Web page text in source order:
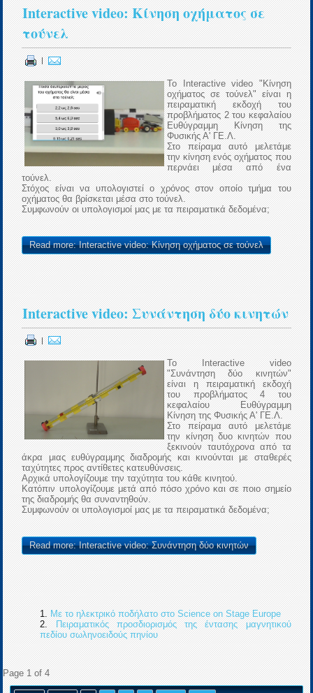
Interactive video: Κίνηση οχήματος σε
τούνελ
|
To Interactive video "Κίνηση
οχήματος σε τούνελ" είναι η
πειραματική εκδοχή του
προβλήματος 2 του κεφαλαίου
Ευθύγραμμη Κίνηση της
Φυσικής Α' ΓΕ.Λ.
Στο πείραμα αυτό μελετάμε
την κίνηση ενός οχήματος που
περνάει μέσα από ένα
τούνελ.
Στόχος είναι να υπολογιστεί ο χρόνος στον οποίο τμήμα του
οχήματος θα βρίσκεται μέσα στο τούνελ.
Συμφωνούν οι υπολογισμοί μας με τα πειραματικά δεδομένα;
Read more: Interactive video: Κίνηση οχήματος σε τούνελ
Interactive video: Συνάντηση δύο κινητών
|
To Interactive video
"Συνάντηση δύο κινητών"
είναι η πειραματική εκδοχή
του προβλήματος 4 του
κεφαλαίου Ευθύγραμμη
Κίνηση της Φυσικής Α' ΓΕ.Λ.
Στο πείραμα αυτό μελετάμε
την κίνηση δυο κινητών που
ξεκινούν ταυτόχρονα από τα
άκρα μιας ευθύγραμμης διαδρομής και κινούνται με σταθερές
ταχύτητες προς αντίθετες κατευθύνσεις.
Αρχικά υπολογίζουμε την ταχύτητα του κάθε κινητού.
Κατόπιν υπολογίζουμε μετά από πόσο χρόνο και σε ποιο σημείο
της διαδρομής θα συναντηθούν.
Συμφωνούν οι υπολογισμοί μας με τα πειραματικά δεδομένα;
Read more: Interactive video: Συνάντηση δύο κινητών
Με το ηλεκτρικό ποδήλατο στο Science on Stage Europe
Πειραματικός προσδιορισμός της έντασης μαγνητικού
πεδίου σωληνοειδούς πηνίου
Page 1 of 4